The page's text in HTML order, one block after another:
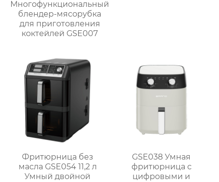
Многофункциональный
блендер-мясорубка
для приготовления
коктейлей GSE007
Фритюрница без
масла GSE054 11,2 л
Умный двойной
GSE038 Умная
фритюрница с
цифровыми и